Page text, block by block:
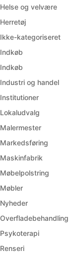
Helse og velvære
Herretøj
Ikke-kategoriseret
Indkøb
Indkøb
Industri og handel
Institutioner
Lokaludvalg
Malermester
Markedsføring
Maskinfabrik
Møbelpolstring
Møbler
Nyheder
Overfladebehandling
Psykoterapi
Renseri